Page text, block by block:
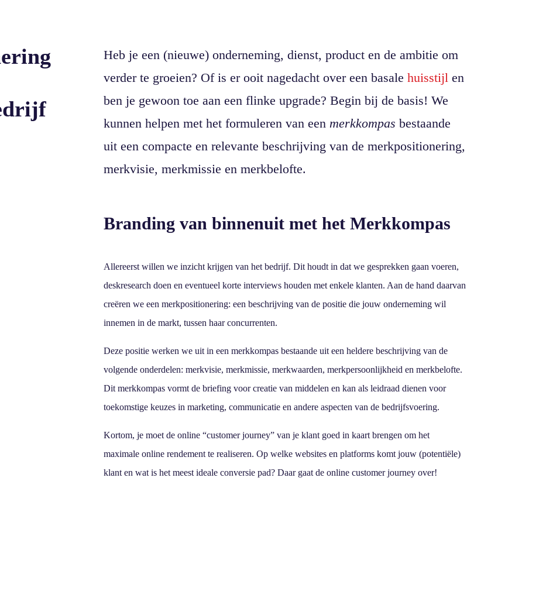
Heb je een (nieuwe) onderneming, dienst, product en de ambitie om
verder te groeien? Of is er ooit nagedacht over een basalehuisstijl en
ben je gewoon toe aan een flinke upgrade? Begin bij de basis! We
kunnen helpen met het formuleren van eenmerkkompas bestaande
uit een compacte en relevante beschrijving van de merkpositionering,
merkvisie, merkmissie en merkbelofte.
Branding van binnenuit met het Merkkompas
Allereerst willen we inzicht krijgen van het bedrijf. Dit houdt in dat we gesprekken gaan voeren,
deskresearch doen en eventueel korte interviews houden met enkele klanten. Aan de hand daarvan
creëren we een merkpositionering: een beschrijving van de positie die jouw onderneming wil
innemen in de markt, tussen haar concurrenten.
Deze positie werken we uit in een merkkompas bestaande uit een heldere beschrijving van de
volgende onderdelen: merkvisie, merkmissie, merkwaarden, merkpersoonlijkheid en merkbelofte.
Dit merkkompas vormt de briefing voor creatie van middelen en kan als leidraad dienen voor
toekomstige keuzes in marketing, communicatie en andere aspecten van de bedrijfsvoering.
Kortom, je moet de online “customer journey” van je klant goed in kaart brengen om het
maximale online rendement te realiseren. Op welke websites en platforms komt jouw (potentiële)
klant en wat is het meest ideale conversie pad? Daar gaat de online customer journey over!